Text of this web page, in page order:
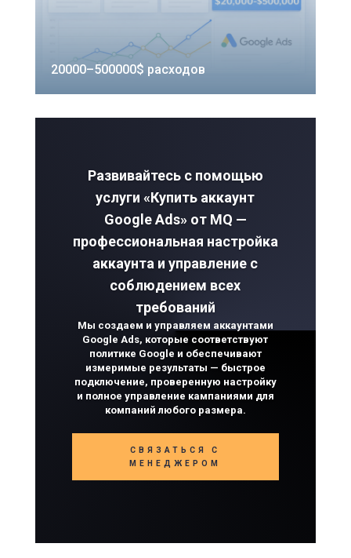
20000–500000$ расходов
Развивайтесь с помощью
услуги «Купить аккаунт
Google Ads» от MQ —
профессиональная настройка
аккаунта и управление с
соблюдением всех
требований
Мы создаем и управляем аккаунтами
Google Ads, которые соответствуют
политике Google и обеспечивают
измеримые результаты — быстрое
подключение, проверенную настройку
и полное управление кампаниями для
компаний любого размера.
СВЯЗАТЬСЯ С
МЕНЕДЖЕРОМ